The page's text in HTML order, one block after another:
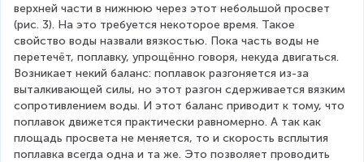
верхней части в нижнюю через этот небольшой просвет
(рис. 3). На это требуется некоторое время. Такое
свойство воды назвали вязкостью. Пока часть воды не
перетечёт, поплавку, упрощённо говоря, некуда двигаться.
Возникает некий баланс: поплавок разгоняется из-за
выталкивающей силы, но этот разгон сдерживается вязким
сопротивлением воды. И этот баланс приводит к тому, что
поплавок движется практически равномерно. А так как
площадь просвета не меняется, то и скорость всплытия
поплавка всегда одна и та же. Это позволяет проводить